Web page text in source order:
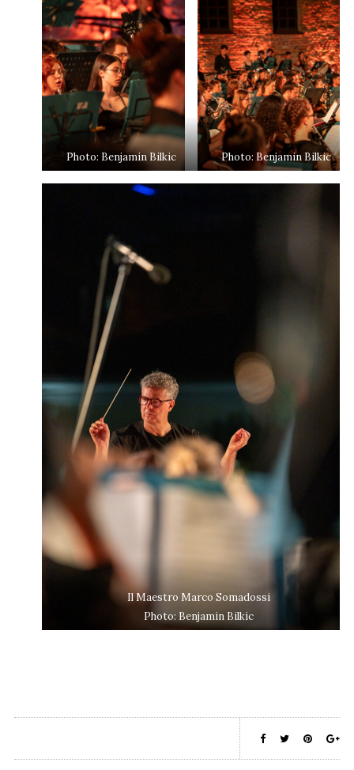
Photo: Benjamin Bilkic Photo: Benjamin Bilkic
Il Maestro Marco Somadossi
Photo: Benjamin Bilkic